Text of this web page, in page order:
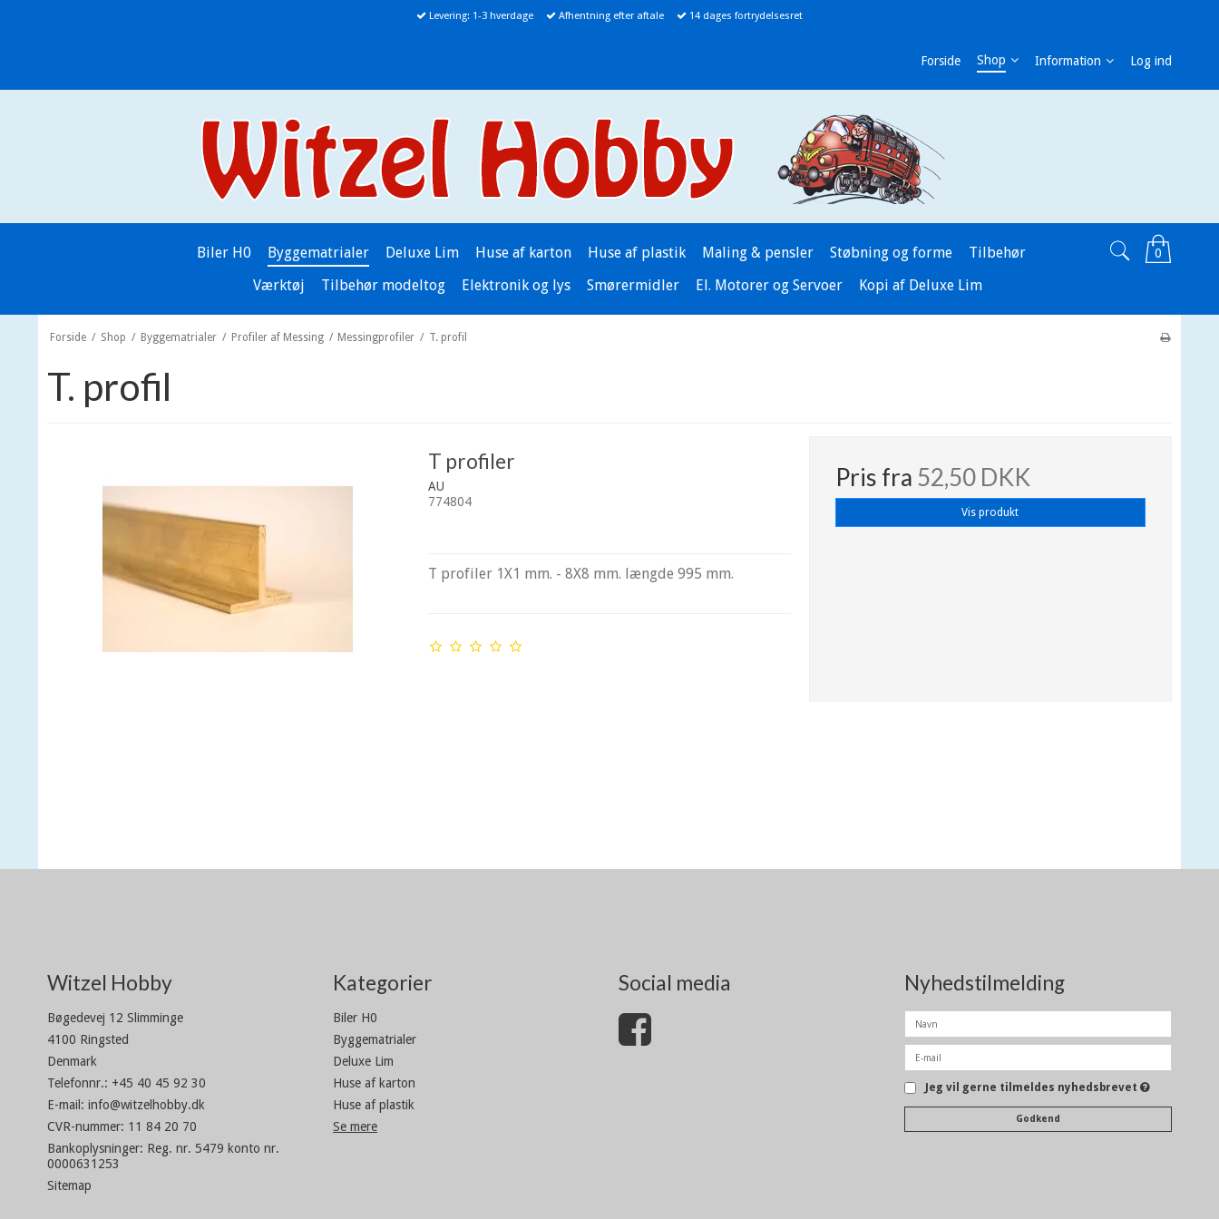
Levering: 1-3 hverdage Afhentning efter aftale 14 dages fortrydelsesret
Forside Shop Information Log ind
0
Biler H0 Byggematrialer Deluxe Lim Huse af karton Huse af plastik Maling & pensler Støbning og forme
Tilbehør
Værktøj
Tilbehør modeltog Elektronik og lys Smørermidler El. Motorer og Servoer Kopi af Deluxe Lim
Forside / Shop / Byggematrialer / Profiler af Messing / Messingprofiler / T. profil
T. profil
T profiler
AU
774804
T profiler 1X1 mm. - 8X8 mm. længde 995 mm.
Pris fra 52,50 DKK
Vis produkt
Witzel Hobby
Bøgedevej 12 Slimminge
4100 Ringsted
Denmark
Telefonnr.: +45 40 45 92 30
E-mail : info@witzelhobby.dk
CVR-nummer: 11 84 20 70
Bankoplysninger: Reg. nr. 5479 konto nr.
0000631253
Sitemap
Kategorier
Biler H0
Byggematrialer
Deluxe Lim
Huse af karton
Huse af plastik
Se mere
Social media Nyhedstilmelding
Jeg vil gerne tilmeldes nyhedsbrevet
Godkend